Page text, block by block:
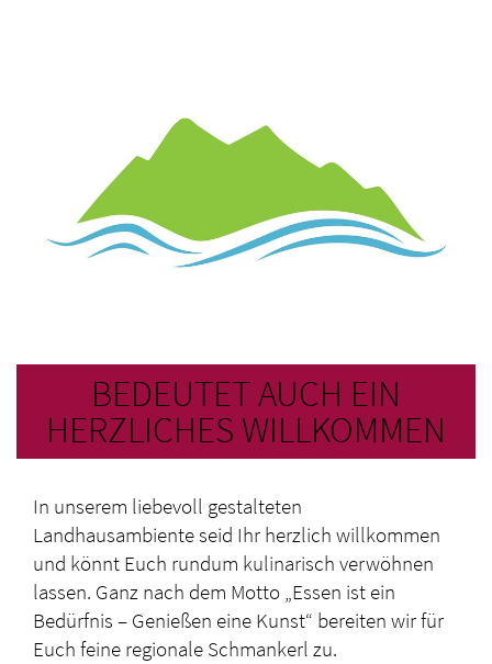
BEDEUTET AUCH EIN
HERZLICHES WILLKOMMEN
In unserem liebevoll gestalteten
Landhausambiente seid Ihr herzlich willkommen
und könnt Euch rundum kulinarisch verwöhnen
lassen. Ganz nach dem Motto „Essen ist ein
Bedürfnis – Genießen eine Kunst“ bereiten wir für
Euch feine regionale Schmankerl zu.